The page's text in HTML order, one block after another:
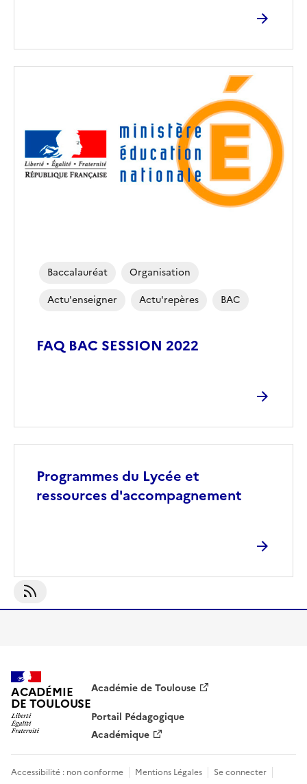
FAQ BAC SESSION 2022
Baccalauréat
Organisation
Actu'enseigner
Actu'repères BAC
Programmes du Lycée et
ressources d'accompagnement
S'abonner À BAC
ACADÉMIE
DE TOULOUSE
Académie de Toulouse
Portail Pédagogique
Académique
Accessibilité : non conforme Mentions Légales Se connecter